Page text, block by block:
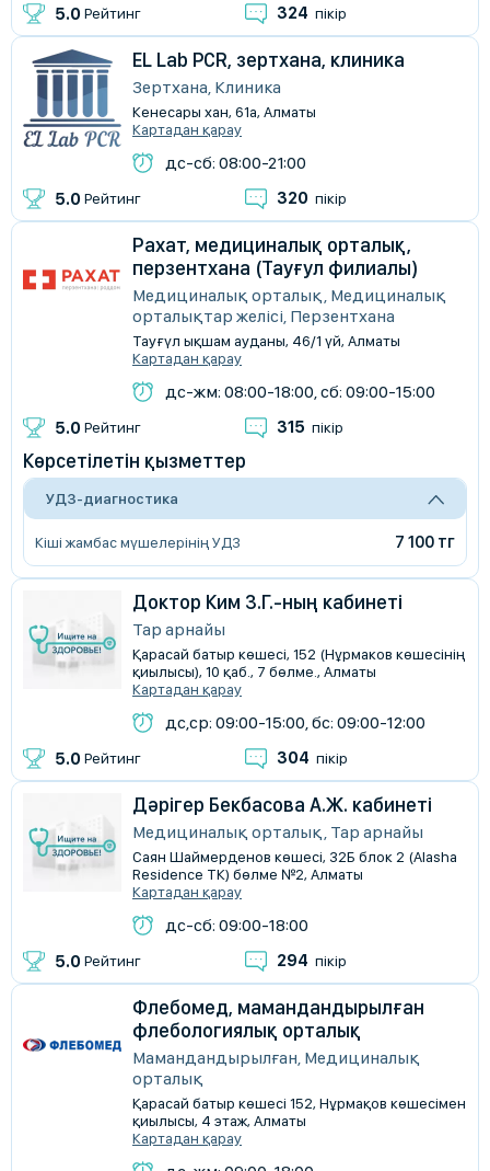
5.0 Рейтинг 324 пікір
EL Lab PCR, зертхана, клиника
Зертхана, Клиника
Кенесары хан, 61а, Алматы
Картадан қарау
дс-сб: 08:00-21:00
5.0 Рейтинг 320 пікір
Рахат, медициналық орталық,
перзентхана (Тауғул филиалы)
Медициналық орталық, Медициналық
орталықтар желісі, Перзентхана
Тауғүл ықшам ауданы, 46/1 үй, Алматы
Картадан қарау
дс-жм: 08:00-18:00, сб: 09:00-15:00
5.0 Рейтинг 315 пікір
Көрсетілетін қызметтер
УДЗ-диагностика
Кіші жамбас мүшелерінің УДЗ 7 100 тг
Доктор Ким З.Г.-ның кабинеті
Тар арнайы
Қарасай батыр көшесі, 152 (Нұрмаков көшесінің
қиылысы), 10 қаб., 7 бөлме., Алматы
Картадан қарау
дс,ср: 09:00-15:00, бс: 09:00-12:00
5.0 Рейтинг 304 пікір
Дәрігер Бекбасова А.Ж. кабинеті
Медициналық орталық, Тар арнайы
Саян Шаймерденов көшесі, 32Б блок 2 (Alasha
Residence ТК) бөлме №2, Алматы
Картадан қарау
дс-сб: 09:00-18:00
5.0 Рейтинг 294 пікір
Флебомед, мамандандырылған
флебологиялық орталық
Мамандандырылған, Медициналық
орталық
Қарасай батыр көшесі 152, Нұрмақов көшесімен
қиылысы, 4 этаж, Алматы
Картадан қарау